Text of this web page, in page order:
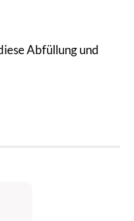
Abfüllung und